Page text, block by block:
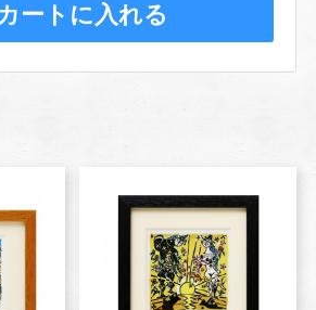
ートに入れる